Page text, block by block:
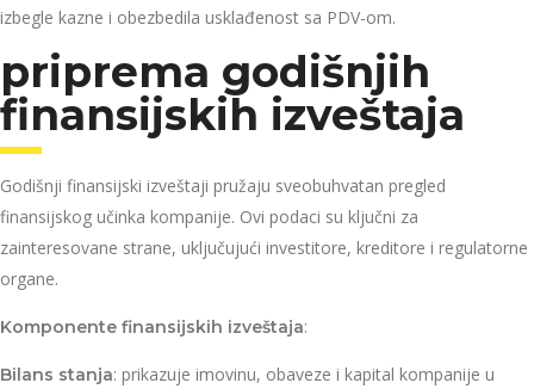
izbegle kazne i obezbedila usklađenost sa PDV-om.
priprema godišnjih
finansijskih izveštaja
Godišnji finansijski izveštaji pružaju sveobuhvatan pregled
finansijskog učinka kompanije. Ovi podaci su ključni za
zainteresovane strane, uključujući investitore, kreditore i regulatorne
organe.
Komponente finansijskih izveštaja:
Bilans stanja: prikazuje imovinu, obaveze i kapital kompanije u